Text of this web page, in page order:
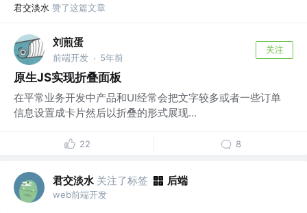
君交淡水 赞了这篇文章
刘煎蛋
前端开发 · 5年前
关注
原生JS实现折叠面板
在平常业务开发中产品和UI经常会把文字较多或者一些订单
信息设置成卡片然后以折叠的形式展现...
22 8
君交淡水 关注了标签 后端
web前端开发